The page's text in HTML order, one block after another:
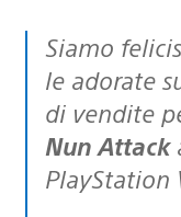
Siamo felicissimi di annunciare che
le adorate
di vendite
Nun Attack
PlayStation